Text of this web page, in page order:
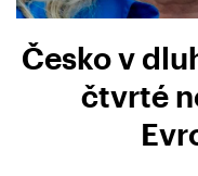
Česko v
čtvrté